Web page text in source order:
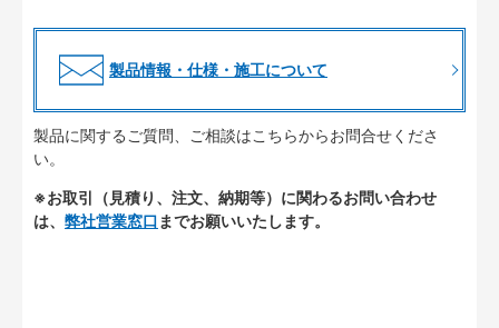
製品情報・仕様・施工について
製品に関するご質問、ご相談はこちらからお問合せくださ
い。
※お取引（見積り、注文、納期等）に関わるお問い合わせ
は、 弊社営業窓口 までお願いいたします。